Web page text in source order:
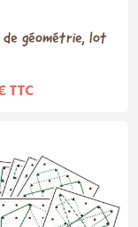
géométrie, lot
TTC